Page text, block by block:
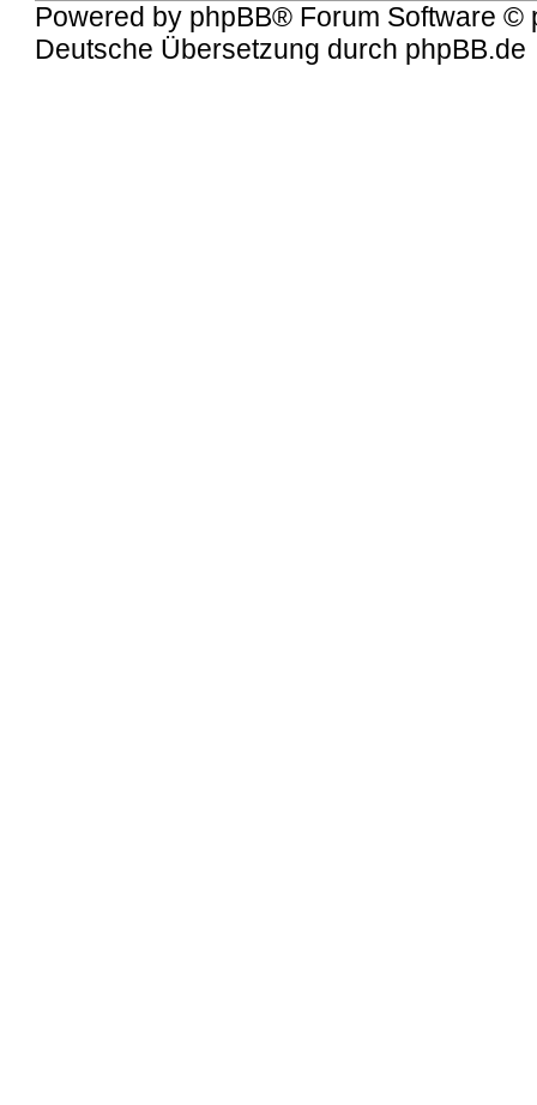
Powered by phpBB® Forum Software ©
Deutsche Übersetzung durch phpBB.de